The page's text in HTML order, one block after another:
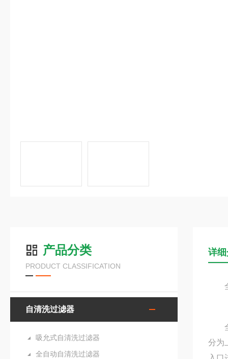
产品分类
PRODUCT CLASSIFICATION
自清洗过滤器
吸允式自清洗过滤器
全自动自清洗过滤器
详
全
全
分为